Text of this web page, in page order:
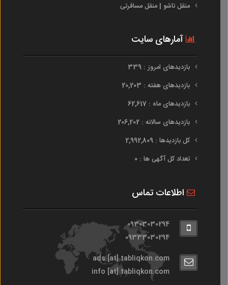
منقل تاشو | منقل مسافرتی
آمارهای سایت
بازدیدهای امروز : 339
بازدیدهای هفته : 20,203
بازدیدهای ماه : 62,617
بازدیدهای سالانه : 206,202
کل بازدیدها : 2,992,809
تعداد کل آگهی ها : 0
اطلاعات تماس
09303030294
09333030294
ads [at] tabliqkon.com
info [at] tabliqkon.com